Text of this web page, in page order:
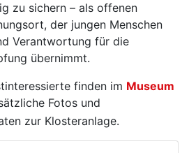
zu sichern – als offenen
der jungen Menschen
Verantwortung für die
übernimmt.
finden im Museum
Fotos und
zur Klosteranlage.